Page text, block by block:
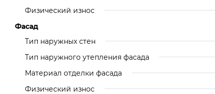
Физический износ
Фасад
Тип наружных стен
Тип наружного утепления фасада
Материал отделки фасада
Физический износ